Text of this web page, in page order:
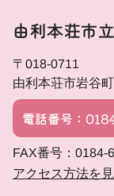
由利本荘市
〒018-0711
由利本荘市岩谷
電話番号：
FAX番号：0184-
アクセス方法を